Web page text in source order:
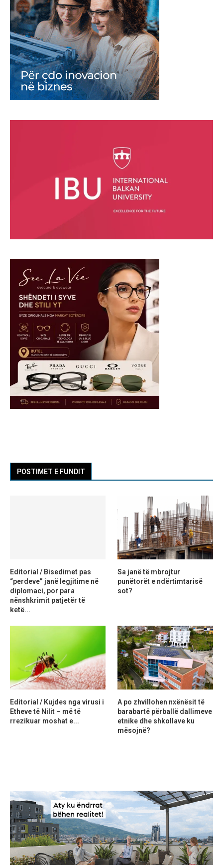
POSTIMET E FUNDIT
Editorial / Bisedimet pas
“perdeve” janë legjitime në
diplomaci, por para
nënshkrimit patjetër të
ketë...
Sa janë të mbrojtur
punëtorët e ndërtimtarisë
sot?
Editorial / Kujdes nga virusi i
Etheve të Nilit – më të
rrezikuar moshat e...
A po zhvillohen nxënësit të
barabartë përballë dallimeve
etnike dhe shkollave ku
mësojnë?